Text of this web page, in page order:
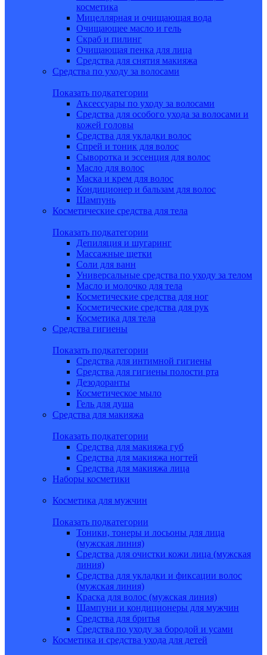
косметика
Мицеллярная и очищающая вода
Очищающее масло и гель
Скраб и пилинг
Очищающая пенка для лица
Средства для снятия макияжа
Средства по уходу за волосами
Показать подкатегории
Аксессуары по уходу за волосами
Средства для особого ухода за волосами и
кожей головы
Средства для укладки волос
Спрей и тоник для волос
Сыворотка и эссенция для волос
Масло для волос
Маска и крем для волос
Кондиционер и бальзам для волос
Шампунь
Косметические средства для тела
Показать подкатегории
Депиляция и шугаринг
Массажные щетки
Соли для ванн
Универсальные средства по уходу за телом
Масло и молочко для тела
Косметические средства для ног
Косметические средства для рук
Косметика для тела
Средства гигиены
Показать подкатегории
Средства для интимной гигиены
Средства для гигиены полости рта
Дезодоранты
Косметическое мыло
Гель для душа
Средства для макияжа
Показать подкатегории
Средства для макияжа губ
Средства для макияжа ногтей
Средства для макияжа лица
Наборы косметики
Косметика для мужчин
Показать подкатегории
Тоники, тонеры и лосьоны для лица
(мужская линия)
Средства для очистки кожи лица (мужская
линия)
Средства для укладки и фиксации волос
(мужская линия)
Краска для волос (мужская линия)
Шампуни и кондиционеры для мужчин
Средства для бритья
Средства по уходу за бородой и усами
Косметика и средства ухода для детей